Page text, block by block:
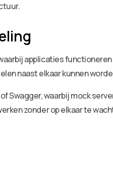
applicaties functioneren
naast elkaar kunnen
Swagger, waarbij mock
zonder op elkaar te